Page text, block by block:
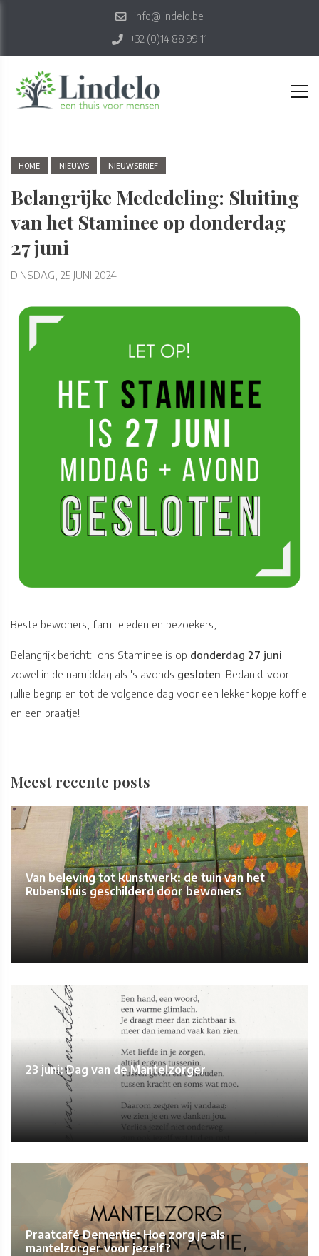
info@lindelo.be
+32 (0)14 88 99 11
HOME NIEUWS NIEUWSBRIEF
Belangrijke Mededeling: Sluiting
van het Staminee op donderdag
27 juni
DINSDAG, 25 JUNI 2024
Beste bewoners, familieleden en bezoekers,
Belangrijk bericht: ons Staminee is op donderdag 27 juni
zowel in de namiddag als 's avonds gesloten . Bedankt voor
jullie begrip en tot de volgende dag voor een lekker kopje koffie
en een praatje!
Meest recente posts
Van beleving tot kunstwerk: de tuin van het
Rubenshuis geschilderd door bewoners
23 juni: Dag van de Mantelzorger
Praatcafé Dementie: Hoe zorg je als
mantelzorger voor jezelf?